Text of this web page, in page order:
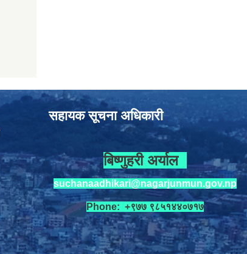
सहायक सूचना अधिकारी
बिष्णुहरी अर्याल
suchanaadhikari@nagarjunmun.gov.np
Phone: +९७७ ९८५१४४०७१७